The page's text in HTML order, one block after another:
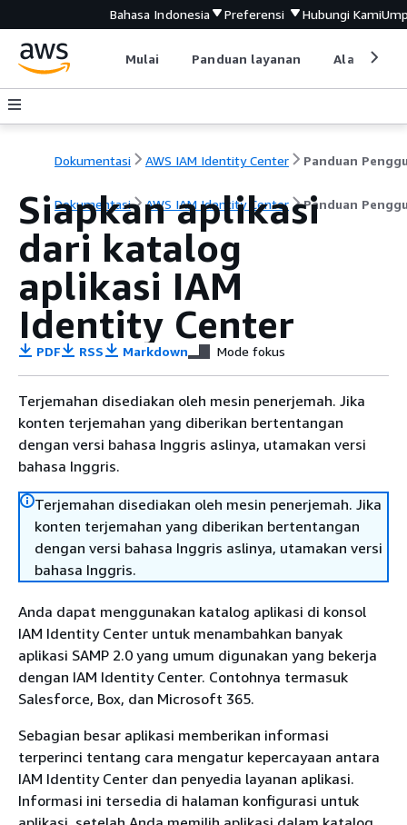
Bahasa Indonesia Preferensi Hubungi Kami
Mulai Panduan layanan Alat
Dokumentasi AWS IAM Identity Center Panduan
Dokumentasi AWS IAM Identity Center Panduan
Siapkan aplikasi
dari katalog
aplikasi IAM
Identity Center
PDF RSS Markdown Mode fokus
Terjemahan disediakan oleh mesin penerjemah. Jika
konten terjemahan yang diberikan bertentangan
dengan versi bahasa Inggris aslinya, utamakan versi
bahasa Inggris.
Terjemahan disediakan oleh mesin penerjemah. Jika
konten terjemahan yang diberikan bertentangan
dengan versi bahasa Inggris aslinya, utamakan versi
bahasa Inggris.
Anda dapat menggunakan katalog aplikasi di konsol
IAM Identity Center untuk menambahkan banyak
aplikasi SAMP 2.0 yang umum digunakan yang bekerja
dengan IAM Identity Center. Contohnya termasuk
Salesforce, Box, dan Microsoft 365.
Sebagian besar aplikasi memberikan informasi
terperinci tentang cara mengatur kepercayaan antara
IAM Identity Center dan penyedia layanan aplikasi.
Informasi ini tersedia di halaman konfigurasi untuk